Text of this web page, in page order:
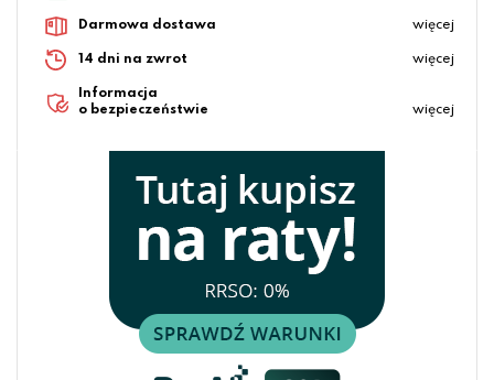
Darmowa dostawa więcej
14 dni na zwrot więcej
Informacja
o bezpieczeństwie
więcej